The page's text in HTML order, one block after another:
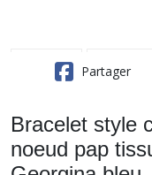
Partager
Bracelet style
noeud pap